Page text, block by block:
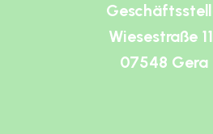
Wiesestraße
07548 Gera